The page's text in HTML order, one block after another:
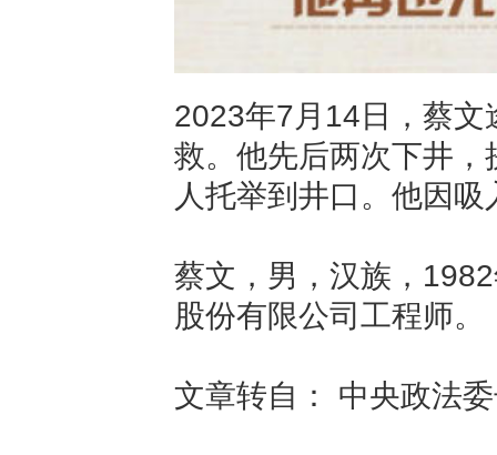
2023年7月14日，蔡文
救。他先后两次下井
人托举到井口。他因
蔡文，男，汉族，
股份有限公司工程师。
文章转自： 中央政法